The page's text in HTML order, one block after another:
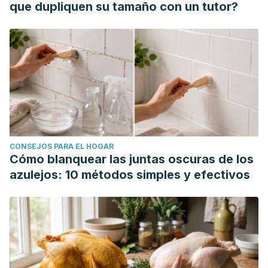
Assessment 30-second Chair Stand. Centers for Disease
Control and Prevention. Consultado el 13 de junio de 2025.
https://www.cdc.gov/steadi/media/pdfs/steadi-assessment-
30sec-508.pdf
Gaceta del Colegio de Ciencias y Humanidades de la
UNAM. (S.F.). Pon a prueba tu resistencia con escaleras.
Consultado el 13 de junio de 2025.
https://gaceta.cch.unam.mx/es/pon-prueba-tu-resistencia-
con-escaleras
Lopategui Corsino, E. (2006). Pruebas de Aptitud Física I.
Saludmed.com.
http://www.saludmed.com/Bienestar/Cap2/Pr-Apt_I.html
Vázquez, C. [@Fitnessrevolucionario]. (2023, agosto).
¿Estás en Forma? Descúbrelo con estas pruebas. [vídeo
de YouTube]. YouTube.https://www.youtube.com/watch?
que dupliquen su tamaño con un tutor?
CONSEJOS PARA EL HOGAR
Cómo blanquear las juntas oscuras de los
azulejos: 10 métodos simples y efectivos